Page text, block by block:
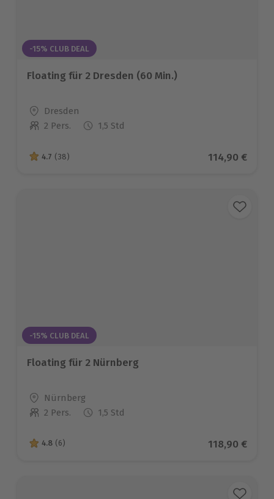
-15% CLUB DEAL
Floating für 2 Dresden (60 Min.)
Standort
Dresden
Anzahl der Teilnehmer
2 Pers. 1,5 Std
4.7 von 5 Sternen basierend auf 38 Bewertungen
4.7 (38) Aktueller
114,90 €
-15% CLUB DEAL
Floating für 2 Nürnberg
Standort
Nürnberg
Anzahl der Teilnehmer
2 Pers. 1,5 Std
4.8 von 5 Sternen basierend auf 6 Bewertungen
4.8 (6) Aktueller
118,90 €